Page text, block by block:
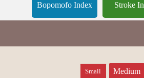
Bopomofo Index Stroke
Small Medium